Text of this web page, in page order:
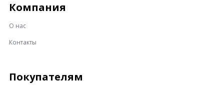
Компания
О нас
Контакты
Покупателям